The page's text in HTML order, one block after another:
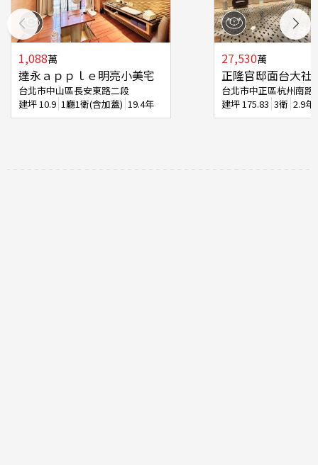
1,088萬
達永ａｐｐｌｅ明亮小美宅
台北市中山區長安東路二段
建坪 10.9 1廳1衛(含加蓋) 19.4年
27,530萬
正隆官邸面台大社
台北市中正區杭州南路
建坪 175.83 3衛 2.9年